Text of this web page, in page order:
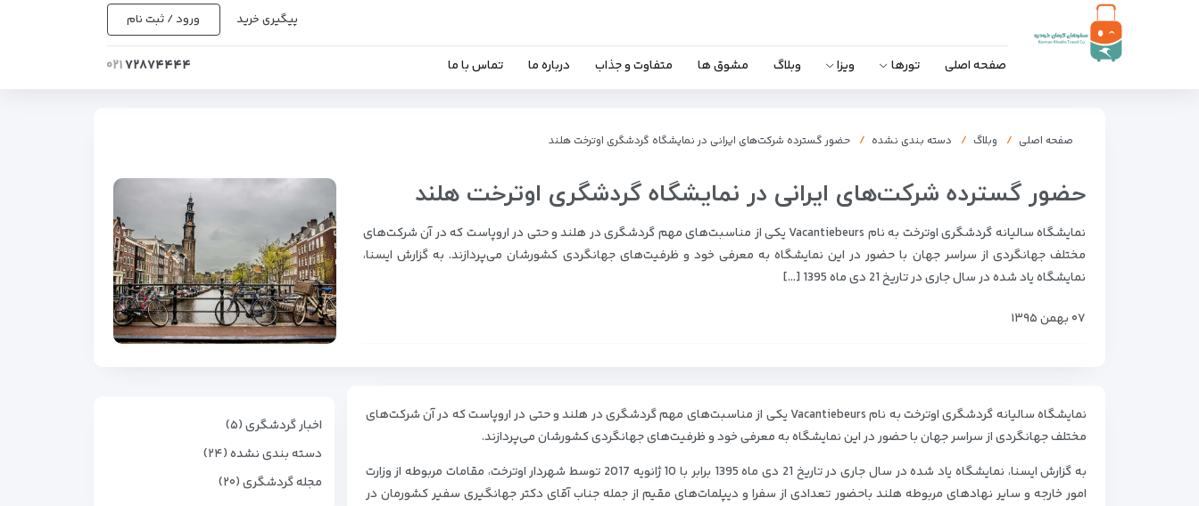
پیگیری خرید ورود / ثبت نام
صفحه اصلی تورها ویزا وبلاگ مشوق ها متفاوت و جذاب درباره ما تماس با ما ۷۲۸۷۴۴۴۴۰۲۱
صفحه اصلی وبلاگ دسته بندی نشده حضور گسترده شرکت‌های ایرانی در نمایشگاه گردشگری اوترخت هلند
حضور گسترده شرکت‌های ایرانی در نمایشگاه گردشگری اوترخت هلند
نمایشگاه سالیانه گردشگری اوترخت به نام Vacantiebeurs یکی از مناسبت‌های مهم گردشگری در هلند و حتی در اروپاست که در آن شرکت‌های
مختلف جهانگردی از سراسر جهان با حضور در این نمایشگاه به معرفی خود و ظرفیت‌های جهانگردی کشورشان می‌پردازند. به گزارش ایسنا،
نمایشگاه یاد شده در سال جاری در تاریخ 21 دی ماه 1395 […]
۰۷ بهمن ۱۳۹۵
نمایشگاه سالیانه گردشگری اوترخت به نام Vacantiebeurs یکی از مناسبت‌های مهم گردشگری در هلند و حتی در اروپاست که در آن شرکت‌های
مختلف جهانگردی از سراسر جهان با حضور در این نمایشگاه به معرفی خود و ظرفیت‌های جهانگردی کشورشان می‌پردازند.
به گزارش ایسنا، نمایشگاه یاد شده در سال جاری در تاریخ 21 دی ماه 1395 برابر با 10 ژانویه 2017 توسط شهردار اوترخت، مقامات مربوطه از وزارت
امور خارجه و سایر نهادهای مربوطه هلند باحضور تعدادی از سفرا و دیپلمات‌های مقیم از جمله جناب آقای دکتر جهانگیری سفیر کشورمان در
اخبار گردشگری (۵)
دسته بندی نشده (۲۴)
مجله گردشگری (۲۰)